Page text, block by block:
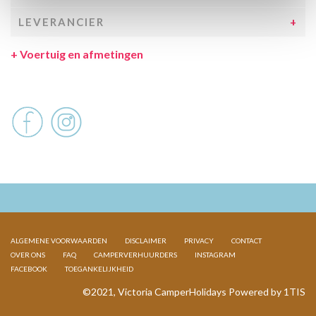
LEVERANCIER
+ Voertuig en afmetingen
ALGEMENE VOORWAARDEN DISCLAIMER PRIVACY
CONTACT
OVER ONS
FAQ CAMPERVERHUURDERS
INSTAGRAM
FACEBOOK
TOEGANKELIJKHEID
©2021, Victoria CamperHolidays Powered by 1TIS